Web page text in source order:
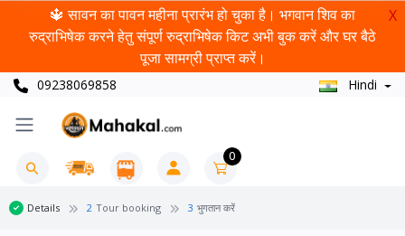
🔱 सावन का पावन महीना प्रारंभ हो चुका है। भगवान शिव का
रुद्राभिषेक करने हेतु संपूर्ण रुद्राभिषेक किट अभी बुक करें और घर बैठे
पूजा सामग्री प्राप्त करें।
X
09238069858 Hindi
0
Details 2 Tour booking 3 भुगतान करें